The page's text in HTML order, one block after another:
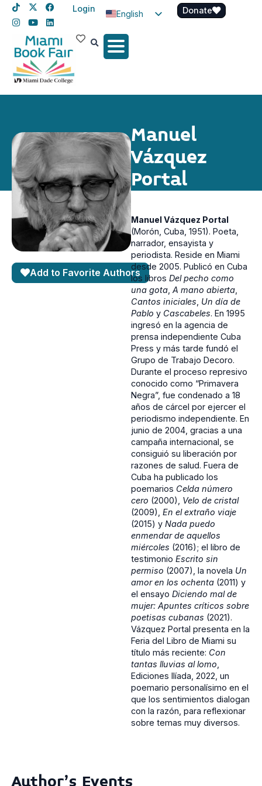
Login
English
Spanish
Donate
Manuel
Vázquez
Portal
Add to Favorite Authors
Manuel Vázquez Portal
(Morón, Cuba, 1951). Poeta,
narrador, ensayista y
periodista. Reside en Miami
desde 2005. Publicó en Cuba
los libros Del pecho como
una gota, A mano abierta,
Cantos iniciales, Un día de
Pablo y Cascabeles. En 1995
ingresó en la agencia de
prensa independiente Cuba
Press y más tarde fundó el
Grupo de Trabajo Decoro.
Durante el proceso represivo
conocido como “Primavera
Negra”, fue condenado a 18
años de cárcel por ejercer el
periodismo independiente. En
junio de 2004, gracias a una
campaña internacional, se
consiguió su liberación por
razones de salud. Fuera de
Cuba ha publicado los
poemarios Celda número
cero (2000), Velo de cristal
(2009), En el extraño viaje
(2015) y Nada puedo
enmendar de aquellos
miércoles (2016); el libro de
testimonio Escrito sin
permiso (2007), la novela Un
amor en los ochenta (2011) y
el ensayo Diciendo mal de
mujer: Apuntes críticos sobre
poetisas cubanas (2021).
Vázquez Portal presenta en la
Feria del Libro de Miami su
título más reciente: Con
tantas lluvias al lomo,
Ediciones Ilíada, 2022, un
poemario personalísimo en el
que los sentimientos dialogan
con la razón, para reflexionar
sobre temas muy diversos.
Author's Events